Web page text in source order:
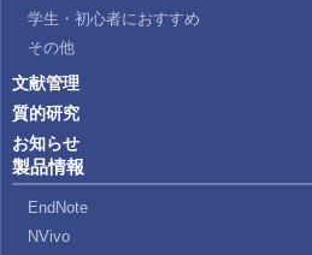
学生・初心者におすすめ
その他
文献管理
質的研究
お知らせ
製品情報
EndNote
NVivo